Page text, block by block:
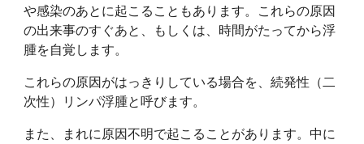
や感染のあとに起こることもあります。これらの原因
の出来事のすぐあと、もしくは、時間がたってから浮
腫を自覚します。
これらの原因がはっきりしている場合を、続発性（二
次性）リンパ浮腫と呼びます。
また、まれに原因不明で起こることがあります。中に